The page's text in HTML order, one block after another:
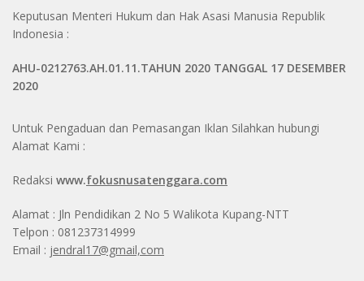
Keputusan Menteri Hukum dan Hak Asasi Manusia Republik
Indonesia :
AHU-0212763.AH.01.11.TAHUN 2020 TANGGAL 17 DESEMBER
2020
Untuk Pengaduan dan Pemasangan Iklan Silahkan hubungi
Alamat Kami :
Redaksi www.fokusnusatenggara.com
Alamat : Jln Pendidikan 2 No 5 Walikota Kupang-NTT
Telpon : 081237314999
Email : jendral17@gmail,com